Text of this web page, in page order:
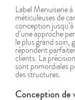
Label Menuiserie
méticuleuses de
conception
d’une approche
le plus grand soin,
répondent
clients. La
sont primordiales
des structures.
Conception de